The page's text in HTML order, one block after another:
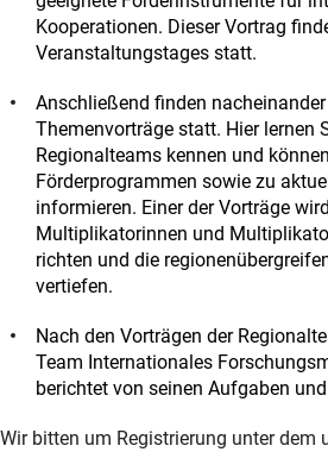
Kooperationen. Dieser Vortrag
Veranstaltungstages statt.
Anschließend finden
Themenvorträge statt. Hier lernen
Regionalteams kennen und
Förderprogrammen sowie zu
informieren. Einer der Vorträge
Multiplikatorinnen und
richten und die
vertiefen.
Nach den Vorträgen der
Team Internationales
berichtet von seinen Aufgaben
Wir bitten um Registrierung unter dem